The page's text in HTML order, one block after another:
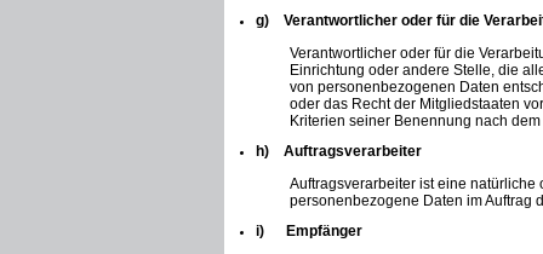
g) Verantwortlicher oder für die
Verantwortlicher oder für die
Einrichtung oder andere Stelle, die
von personenbezogenen Daten
oder das Recht der Mitgliedstaaten
Kriterien seiner Benennung nach
h) Auftragsverarbeiter
Auftragsverarbeiter ist eine
personenbezogene Daten im Auftrag
i) Empfänger